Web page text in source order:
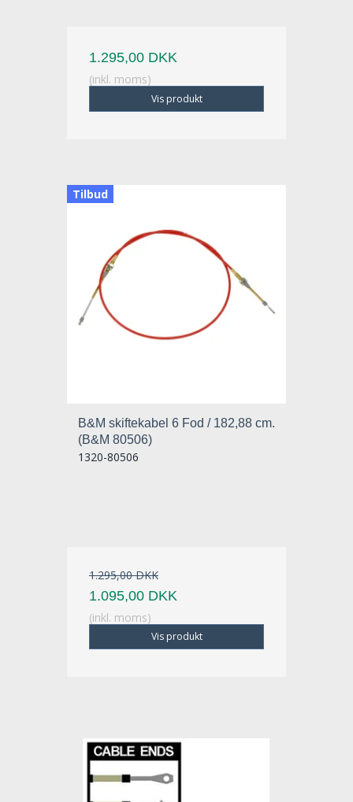
1.295,00 DKK
(inkl. moms)
Vis produkt
Tilbud
B&M skiftekabel 6 Fod / 182,88 cm.
(B&M 80506)
1320-80506
1.295,00 DKK
1.095,00 DKK
(inkl. moms)
Vis produkt